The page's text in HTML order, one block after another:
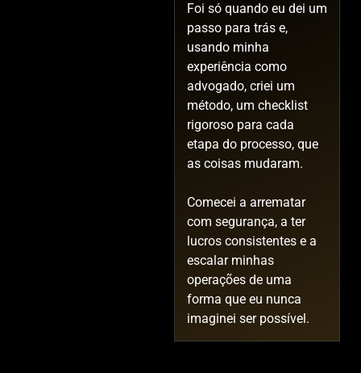
Foi só quando eu dei um
passo para trás e,
usando minha
experiência como
advogado, criei um
método, um checklist
rigoroso para cada
etapa do processo, que
as coisas mudaram.
Comecei a arrematar
com segurança, a ter
lucros consistentes e a
escalar minhas
operações de uma
forma que eu nunca
imaginei ser possível.